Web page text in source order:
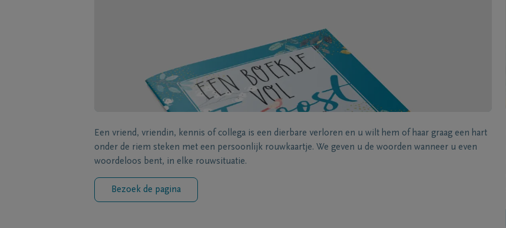
Een vriend, vriendin, kennis of collega is een dierbare verloren en u wilt hem of haar graag een hart
onder de riem steken met een persoonlijk rouwkaartje. We geven u de woorden wanneer u even
woordeloos bent, in elke rouwsituatie.
Bezoek de pagina